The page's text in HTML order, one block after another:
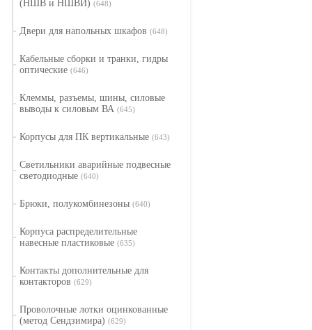
(НШВ и НШВИ) (648)
Двери для напольных шкафов (648)
Кабельные сборки и транки, гидры
оптические (646)
Клеммы, разъемы, шины, силовые
выводы к силовым ВА (645)
Корпусы для ПК вертикальные (643)
Светильники аварийные подвесные
светодиодные (640)
Брюки, полукомбинезоны (640)
Корпуса распределительные
навесные пластиковые (635)
Контакты дополнительные для
контакторов (629)
Проволочные лотки оцинкованные
(метод Сендзимира) (629)